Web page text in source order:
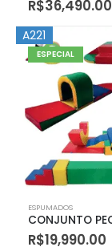
R$36,490.00
ESPECIAL
A221
ESPUMADOS
R$19,990.00